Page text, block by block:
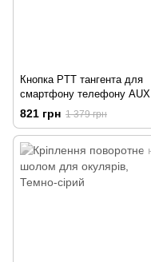
Кнопка PTT тангента для
смартфону телефону AUX
Input (3.5 мм джек) - U94 V2
821 грн 1 379 грн